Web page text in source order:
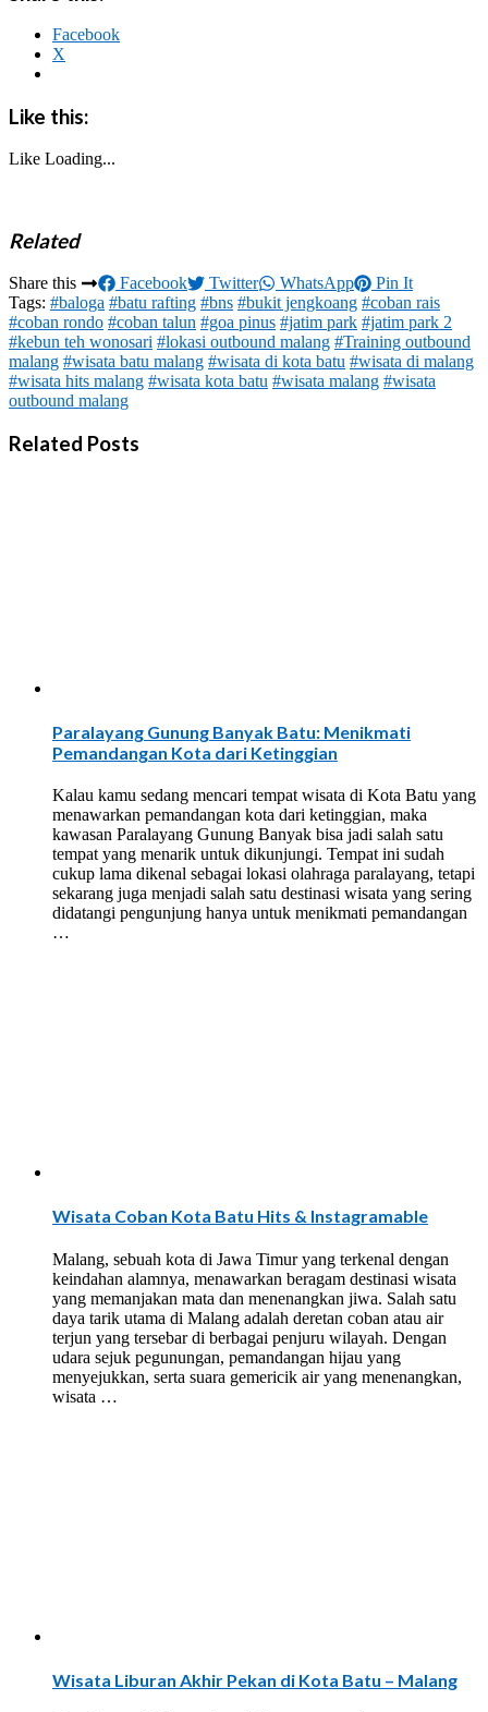
Facebook
X
Like this:
Like Loading...
Related
Share this Facebook Twitter WhatsApp
Pin It
Tags: #baloga #batu rafting #bns #bukit jengkoang #coban rais
#coban rondo #coban talun #goa pinus #jatim park #jatim park 2
#kebun teh wonosari #lokasi outbound malang #Training outbound
malang #wisata batu malang #wisata di kota batu #wisata di malang
#wisata hits malang #wisata kota batu #wisata malang #wisata
outbound malang
Related Posts
Paralayang Gunung Banyak Batu: Menikmati
Pemandangan Kota dari Ketinggian
Kalau kamu sedang mencari tempat wisata di Kota Batu yang
menawarkan pemandangan kota dari ketinggian, maka
kawasan Paralayang Gunung Banyak bisa jadi salah satu
tempat yang menarik untuk dikunjungi. Tempat ini sudah
cukup lama dikenal sebagai lokasi olahraga paralayang, tetapi
sekarang juga menjadi salah satu destinasi wisata yang sering
didatangi pengunjung hanya untuk menikmati pemandangan
…
Wisata Coban Kota Batu Hits & Instagramable
Malang, sebuah kota di Jawa Timur yang terkenal dengan
keindahan alamnya, menawarkan beragam destinasi wisata
yang memanjakan mata dan menenangkan jiwa. Salah satu
daya tarik utama di Malang adalah deretan coban atau air
terjun yang tersebar di berbagai penjuru wilayah. Dengan
udara sejuk pegunungan, pemandangan hijau yang
menyejukkan, serta suara gemericik air yang menenangkan,
wisata …
Wisata Liburan Akhir Pekan di Kota Batu – Malang